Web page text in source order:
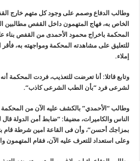
وطالب الدفاع وصمم على وجود كل متهم خارج
الخاص به، فهاج المتهمون داخل القفص مطالبين
المحكمة باخراج محمود الأحمدى من القفص بناء
للتعليق على مشاهدته المحكمة ومواجهته به، فأقر
إملاء.
وتابع قائلا: أنا تعرضت للتعذيب، فردت
لشرعى فرد “بأن الطب الشرعى كاذب“.
وطالب “الأحمدي” بالكشف عليه الآن من المحكمة
الناس والكاميرات، مضيفا: “ضابط أمن الدولة
بمزاجك أحسن”، وأن فى القاعة امين شرطة قام
وعلى استعداد للتعرف عليه الآن، فقام المتهمون